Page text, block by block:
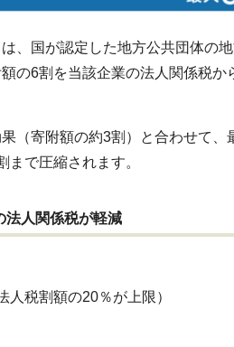
、国が認定した地方公共団体の
の6割を当該企業の法人関係税か
（寄附額の約3割）と合わせて、
で圧縮されます。
法人関係税が軽減
税割額の20％が上限）